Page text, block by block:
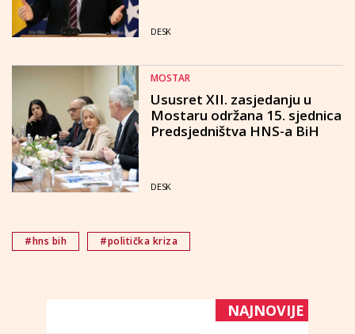
DESK
MOSTAR
Ususret XII. zasjedanju u
Mostaru održana 15. sjednica
Predsjedništva HNS-a BiH
DESK
#hns bih #politička kriza
NAJNOVIJE